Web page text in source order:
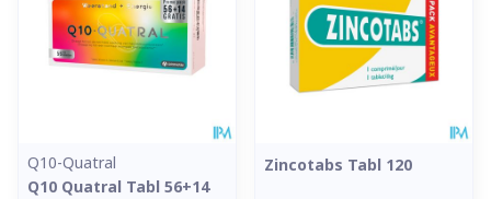
Q10-Quatral
Q10 Quatral Tabl 56+14
Zincotabs Tabl 120